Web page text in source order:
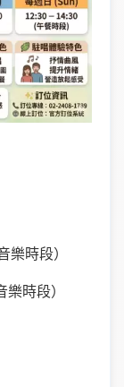
時段）
時段）